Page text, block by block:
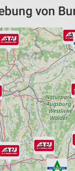
von